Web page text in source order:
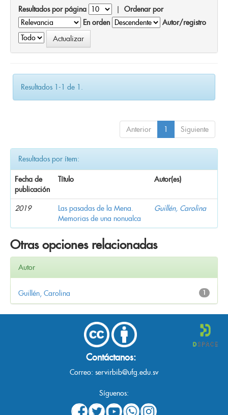
Resultados por página | Ordenar por
En orden
Autor/registro
Resultados 1-1 de 1.
Anterior 1 Siguiente
Resultados por ítem:
Fecha de
publicación
Título Autor(es)
2019
Las pasadas de la Mena.
Memorias de una nonualca
Guillén, Carolina
Otras opciones relacionadas
Autor
1
Guillén, Carolina
Contáctanos:
Correo: servirbib@ufg.edu.sv
Síguenos: